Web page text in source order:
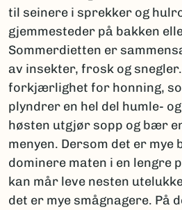
til seinere i sprekker og
gjemmesteder på bakken
Sommerdietten er
av insekter, frosk og
forkjærlighet for honning,
plyndrer en hel del humle-
høsten utgjør sopp og bær
menyen. Dersom det er
dominere maten i en lengre
kan mår leve nesten
det er mye smågnagere. På